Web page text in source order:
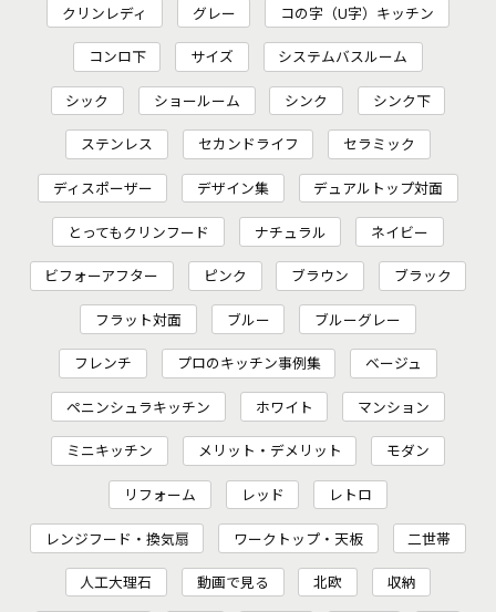
クリンレディ グレー コの字（U字）キッチン
コンロ下 サイズ システムバスルーム
シック ショールーム シンク シンク下
ステンレス セカンドライフ セラミック
ディスポーザー デザイン集 デュアルトップ対面
とってもクリンフード ナチュラル ネイビー
ビフォーアフター ピンク ブラウン ブラック
フラット対面 ブルー ブルーグレー
フレンチ プロのキッチン事例集 ベージュ
ペニンシュラキッチン ホワイト マンション
ミニキッチン メリット・デメリット モダン
リフォーム レッド レトロ
レンジフード・換気扇 ワークトップ・天板 二世帯
人工大理石 動画で見る 北欧 収納